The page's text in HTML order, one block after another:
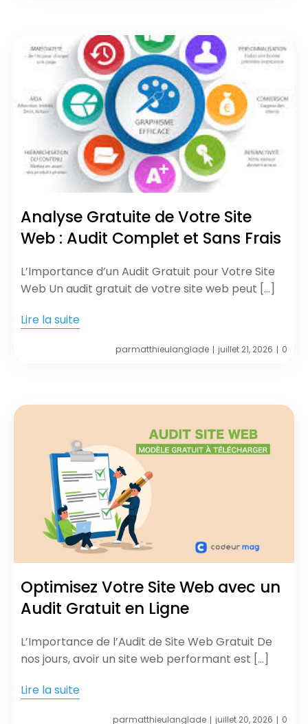
Analyse Gratuite de Votre Site
Web : Audit Complet et Sans Frais
L’Importance d’un Audit Gratuit pour Votre Site
Web Un audit gratuit de votre site web peut […]
Lire la suite
parmatthieulanglade | juillet 21, 2026 | 0
Optimisez Votre Site Web avec un
Audit Gratuit en Ligne
L’Importance de l’Audit de Site Web Gratuit De
nos jours, avoir un site web performant est […]
Lire la suite
parmatthieulanglade | juillet 20, 2026 | 0